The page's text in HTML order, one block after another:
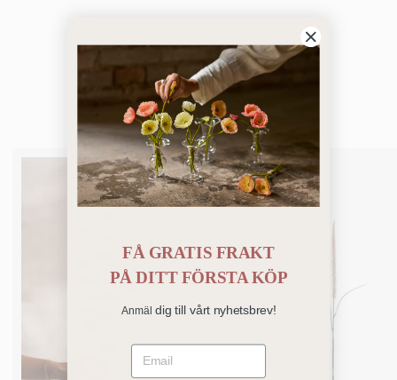
Du kanske också gillar
FÅ GRATIS FRAKT
PÅDITT FÖRSTA KÖP
Anmäl dig till vårt nyhetsbrev!
Email